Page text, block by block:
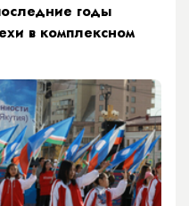
годы
в комплексном